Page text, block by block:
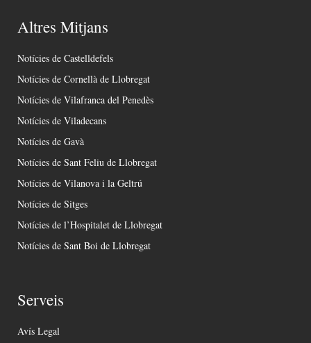
Altres Mitjans
Notícies de Castelldefels
Notícies de Cornellà de Llobregat
Notícies de Vilafranca del Penedès
Notícies de Viladecans
Notícies de Gavà
Notícies de Sant Feliu de Llobregat
Notícies de Vilanova i la Geltrú
Notícies de Sitges
Notícies de l’Hospitalet de Llobregat
Notícies de Sant Boi de Llobregat
Serveis
Avís Legal